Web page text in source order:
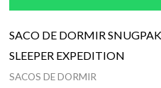
SACO DE DORMIR SNUGPAK
SLEEPER EXPEDITION
SACOS DE DORMIR